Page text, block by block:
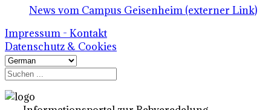
News vom Campus Geisenheim (externer Link)
Impressum - Kontakt
Datenschutz & Cookies